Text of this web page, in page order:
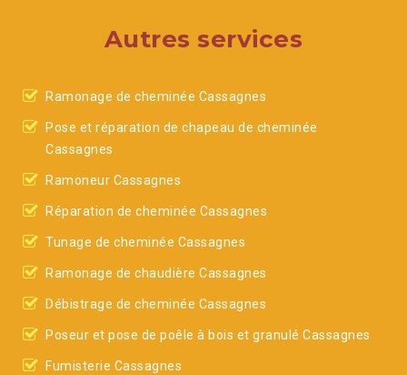
Autres services
Ramonage de cheminée Cassagnes
Pose et réparation de chapeau de cheminée
Cassagnes
Ramoneur Cassagnes
Réparation de cheminée Cassagnes
Tunage de cheminée Cassagnes
Ramonage de chaudière Cassagnes
Débistrage de cheminée Cassagnes
Poseur et pose de poêle à bois et granulé Cassagnes
Fumisterie Cassagnes